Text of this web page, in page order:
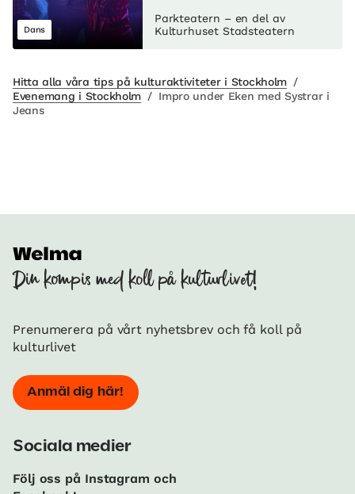
Dans
Parkteatern – en del av
Kulturhuset Stadsteatern
Hitta alla våra tips på kulturaktiviteter i Stockholm /
Evenemang i Stockholm / Impro under Eken med Systrar i
Jeans
Din kompis med koll på kulturlivet!
Prenumerera på vårt nyhetsbrev och få koll på
kulturlivet
Anmäl dig här!
Sociala medier
Följ oss på Instagram och